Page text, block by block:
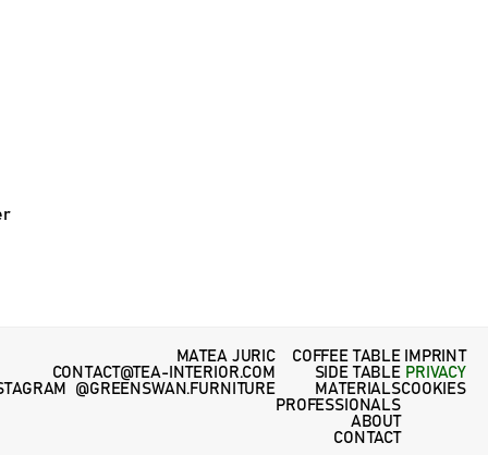
MATEA JURIC
CONTACT@TEA-INTERIOR.COM
@GREENSWAN.FURNITURE
COFFEE TABLE
SIDE TABLE
MATERIALS
PROFESSIONALS
ABOUT
CONTACT
IMPRINT
PRIVACY
COOKIES